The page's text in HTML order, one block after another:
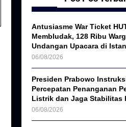
f
r
:
Antusiasme War Ticket
Membludak, 128 Ribu
Undangan Upacara di
06/08/2026
Presiden Prabowo
Percepatan Penanganan
Listrik dan Jaga Stabilitas
06/08/2026